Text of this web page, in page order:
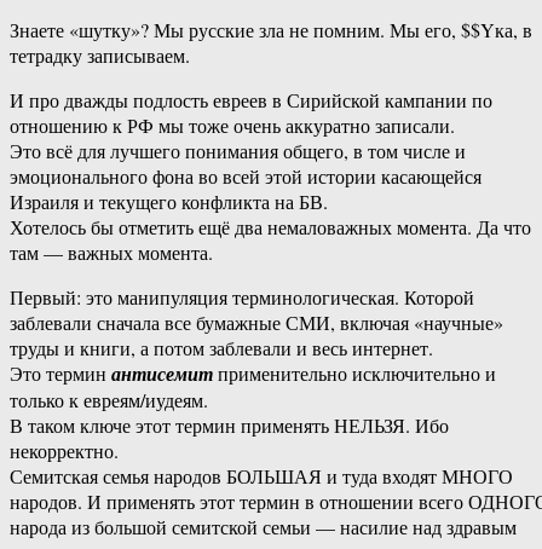
Знаете «шутку»? Мы русские зла не помним. Мы его, $$Yка, в
тетрадку записываем.
И про дважды подлость евреев в Сирийской кампании по
отношению к РФ мы тоже очень аккуратно записали.
Это всё для лучшего понимания общего, в том числе и
эмоционального фона во всей этой истории касающейся
Израиля и текущего конфликта на БВ.
Хотелось бы отметить ещё два немаловажных момента. Да что
там — важных момента.
Первый: это манипуляция терминологическая. Которой
заблевали сначала все бумажные СМИ, включая «научные»
труды и книги, а потом заблевали и весь интернет.
Это термин антисемитприменительно исключительно и
только к евреям/иудеям.
В таком ключе этот термин применять НЕЛЬЗЯ. Ибо
некорректно.
Семитская семья народов БОЛЬШАЯ и туда входят МНОГО
народов. И применять этот термин в отношении всего
народа из большой семитской семьи — насилие над здравым